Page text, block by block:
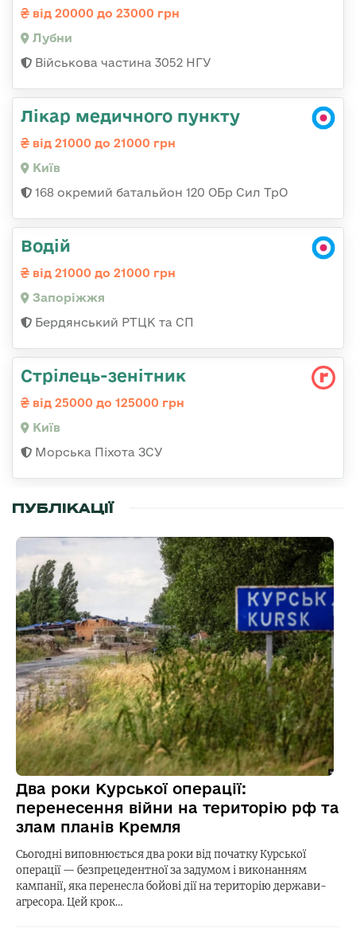
від 20000 до 23000 грн
Лубни
Військова частина 3052 НГУ
Лікар медичного пункту
від 21000 до 21000 грн
Київ
168 окремий батальйон 120 ОБр Cил ТрО
Водій
від 21000 до 21000 грн
Запоріжжя
Бердянський РТЦК та СП
Стpілець-зенітник
від 25000 до 125000 грн
Київ
Морська Піхота ЗСУ
ПУБЛІКАЦІЇ
Два роки Курської операції:
перенесення війни на територію рф та
злам планів Кремля
Сьогодні виповнюється два роки від початку Курської
операції — безпрецедентної за задумом і виконанням
кампанії, яка перенесла бойові дії на територію держави-
агресора. Цей крок…